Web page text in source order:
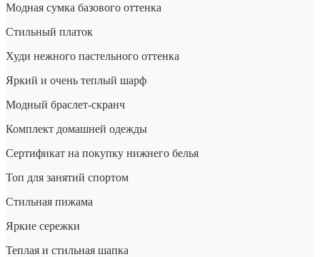
Модная сумка базового оттенка
Стильный платок
Худи нежного пастельного оттенка
Яркий и очень теплый шарф
Модный браслет-скранч
Комплект домашней одежды
Сертификат на покупку нижнего белья
Топ для занятий спортом
Стильная пижама
Яркие сережки
Теплая и стильная шапка